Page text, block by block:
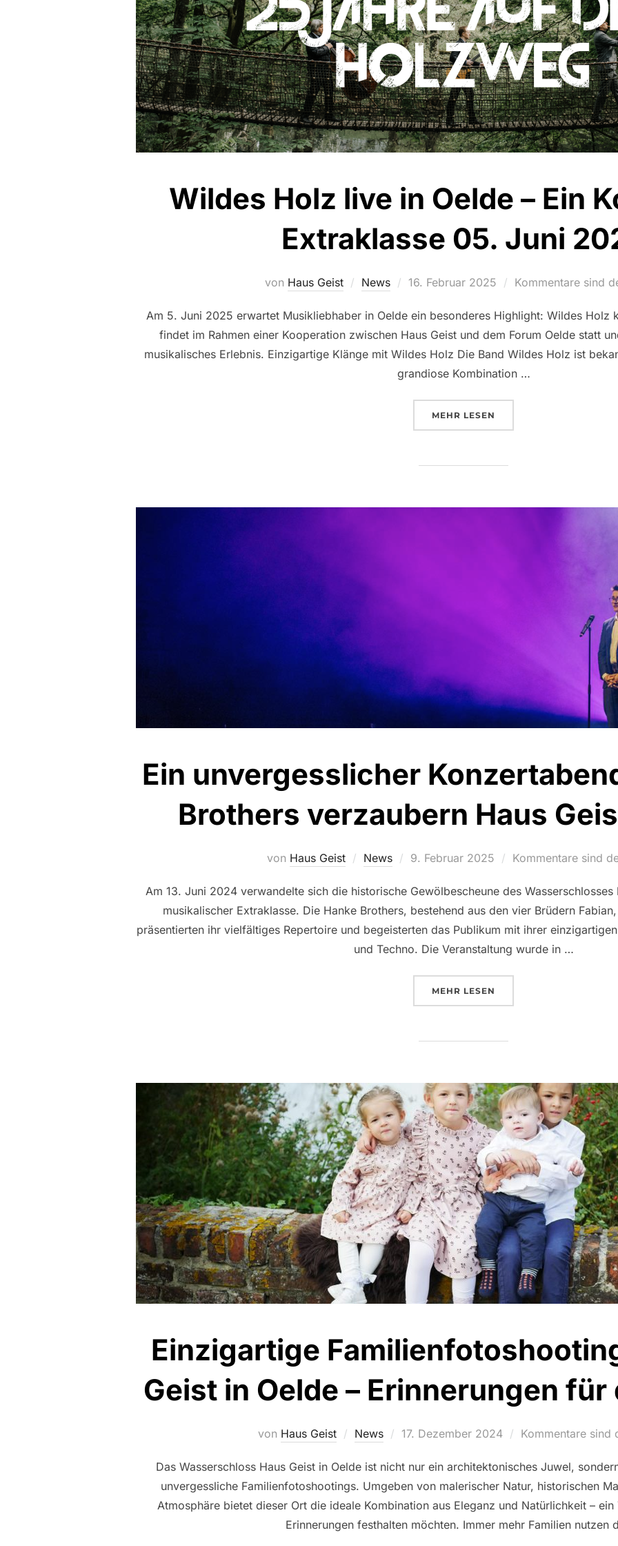
Wildes Holz live in Oelde – Ein
Extraklasse 05. Juni
von Haus Geist News
Veröffentlicht
16. Februar 2025 Kommentare sind
Am 5. Juni 2025 erwartet Musikliebhaber in Oelde ein besonderes Highlight: Wildes Holz
findet im Rahmen einer Kooperation zwischen Haus Geist und dem Forum Oelde statt
musikalisches Erlebnis. Einzigartige Klänge mit Wildes Holz Die Band Wildes Holz ist
grandiose Kombination …
MEHR ÜBER „WILDES HOLZ LIVE IN
LESEN
Ein unvergesslicher
Brothers verzaubern Haus
von Haus Geist News
Veröffentlicht
9. Februar 2025 Kommentare sind
Am 13. Juni 2024 verwandelte sich die historische Gewölbescheune des Wasserschlosses
musikalischer Extraklasse. Die Hanke Brothers, bestehend aus den vier Brüdern
präsentierten ihr vielfältiges Repertoire und begeisterten das Publikum mit ihrer
und Techno. Die Veranstaltung wurde in …
MEHR ÜBER „EIN
LESEN
Einzigartige
Geist in Oelde – Erinnerungen
von Haus Geist News
Veröffentlicht
17. Dezember 2024 Kommentare sind
Das Wasserschloss Haus Geist in Oelde ist nicht nur ein architektonisches Juwel,
unvergessliche Familienfotoshootings. Umgeben von malerischer Natur, historischen
Atmosphäre bietet dieser Ort die ideale Kombination aus Eleganz und Natürlichkeit –
Erinnerungen festhalten möchten. Immer mehr Familien nutzen